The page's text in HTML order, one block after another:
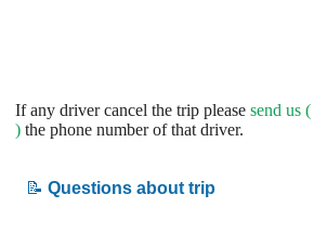
If any driver cancel the trip please send us (
) the phone number of that driver.
📝 Questions about trip